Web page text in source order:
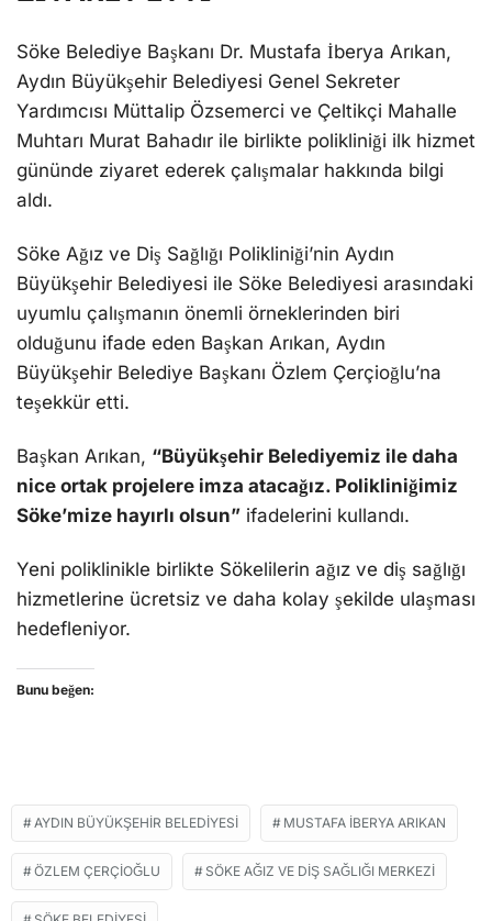
ZİYARET ETTİ
Söke Belediye Başkanı Dr. Mustafa İberya Arıkan,
Aydın Büyükşehir Belediyesi Genel Sekreter
Yardımcısı Müttalip Özsemerci ve Çeltikçi Mahalle
Muhtarı Murat Bahadır ile birlikte polikliniği ilk hizmet
gününde ziyaret ederek çalışmalar hakkında bilgi
Söke Ağız ve Diş Sağlığı Polikliniği’nin Aydın
Büyükşehir Belediyesi ile Söke Belediyesi arasındaki
uyumlu çalışmanın önemli örneklerinden biri
olduğunu ifade eden Başkan Arıkan, Aydın
Büyükşehir Belediye Başkanı Özlem Çerçioğlu’na
teşekkür etti.
Başkan Arıkan,
“Büyükşehir Belediyemiz ile daha
nice ortak projelere imza atacağız. Polikliniğimiz
Söke’mize hayırlı olsun”
Yeni poliklinikle birlikte Sökelilerin ağız ve diş sağlığı
hizmetlerine ücretsiz ve daha kolay şekilde ulaşması
hedefleniyor.
AYDIN BÜYÜKŞEHIR BELEDIYESI MUSTAFA İBERYA ARIKAN
ÖZLEM ÇERÇIOĞLU SÖKE AĞIZ VE DIŞ SAĞLIĞI MERKEZI